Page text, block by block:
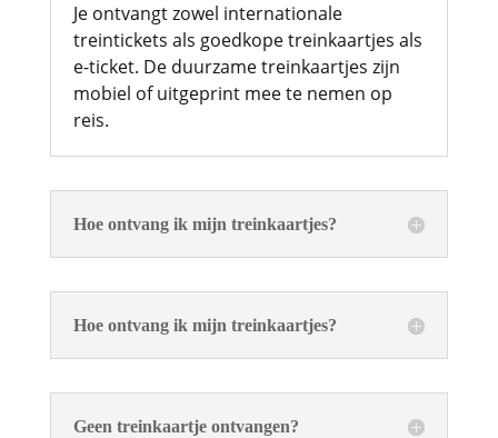
Je ontvangt zowel internationale
treintickets als goedkope treinkaartjes als
e-ticket. De duurzame treinkaartjes zijn
mobiel of uitgeprint mee te nemen op
reis.
Hoe ontvang ik mijn treinkaartjes?
Hoe ontvang ik mijn treinkaartjes?
Geen treinkaartje ontvangen?